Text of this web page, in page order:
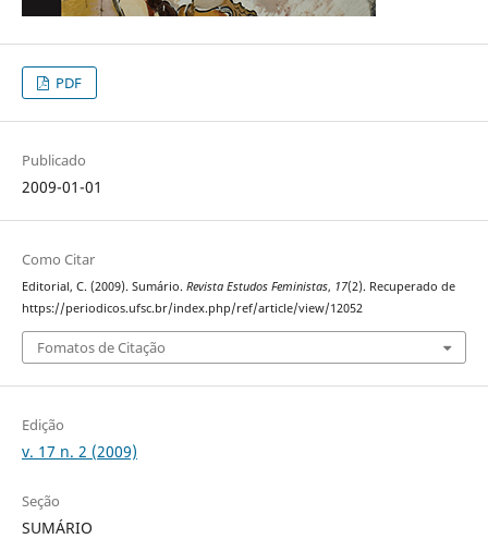
PDF
Publicado
2009-01-01
Como Citar
Editorial, C. (2009). Sumário. Revista Estudos Feministas, 17(2). Recuperado de
https://periodicos.ufsc.br/index.php/ref/article/view/12052
Fomatos de Citação
Edição
v. 17 n. 2 (2009)
Seção
SUMÁRIO